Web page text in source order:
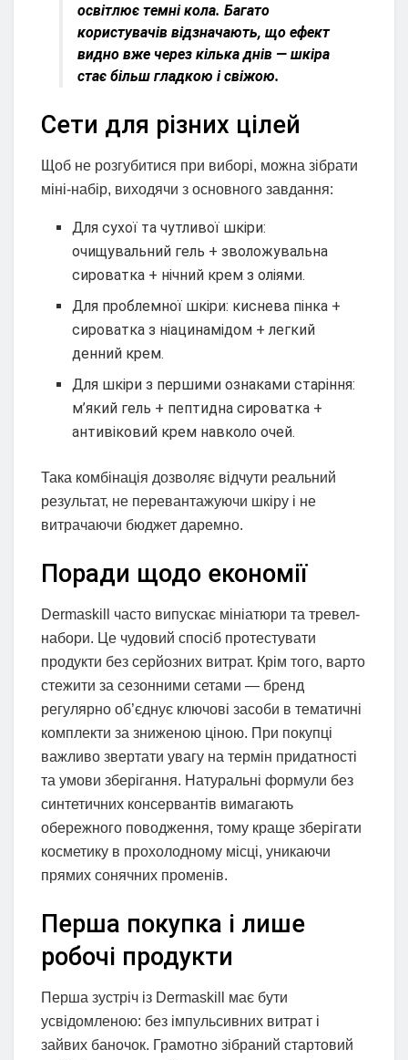
освітлює темні кола. Багато
користувачів відзначають, що ефект
видно вже через кілька днів — шкіра
стає більш гладкою і свіжою.
Сети для різних цілей
Щоб не розгубитися при виборі, можна зібрати
міні-набір, виходячи з основного завдання:
Для сухої та чутливої шкіри:
очищувальний гель + зволожувальна
сироватка + нічний крем з оліями.
Для проблемної шкіри: киснева пінка +
сироватка з ніацинамідом + легкий
денний крем.
Для шкіри з першими ознаками старіння:
м’який гель + пептидна сироватка +
антивіковий крем навколо очей.
Така комбінація дозволяє відчути реальний
результат, не перевантажуючи шкіру і не
витрачаючи бюджет даремно.
Поради щодо економії
Dermaskill часто випускає мініатюри та тревел-
набори. Це чудовий спосіб протестувати
продукти без серйозних витрат. Крім того, варто
стежити за сезонними сетами — бренд
регулярно об’єднує ключові засоби в тематичні
комплекти за зниженою ціною. При покупці
важливо звертати увагу на термін придатності
та умови зберігання. Натуральні формули без
синтетичних консервантів вимагають
обережного поводження, тому краще зберігати
косметику в прохолодному місці, уникаючи
прямих сонячних променів.
Перша покупка і лише
робочі продукти
Перша зустріч із Dermaskill має бути
усвідомленою: без імпульсивних витрат і
зайвих баночок. Грамотно зібраний стартовий